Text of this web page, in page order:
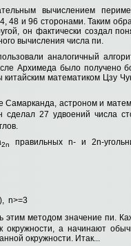
вычислением
48 и 96 сторонами. Таким
он фактически создал
вычисления числа пи.
аналогичный
Архимеда было получено
математиком Цзу
Самарканда, астроном и
27 удвоений числа
2n
правильных n- и 2n-
n>=3
методом значение пи.
окружности, а начинают
окружности. Итак...